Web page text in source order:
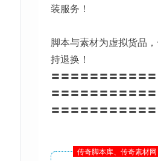
装服务！
脚本与素材为虚拟货品
持退换！
〓〓〓〓〓〓〓〓〓〓
〓〓〓〓〓〓〓〓〓〓
〓〓〓〓〓〓〓〓〓〓
传奇脚本库、传奇素材